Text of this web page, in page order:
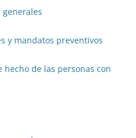
generales
y mandatos preventivos
hecho de las personas con